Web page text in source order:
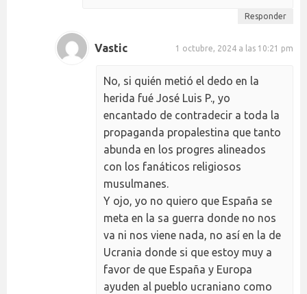
Responder
Vastic 1 octubre, 2024 a las 10:21 pm
No, si quién metió el dedo en la
herida fué José Luis P., yo
encantado de contradecir a toda la
propaganda propalestina que tanto
abunda en los progres alineados
con los fanáticos religiosos
musulmanes.
Y ojo, yo no quiero que España se
meta en la sa guerra donde no nos
va ni nos viene nada, no así en la de
Ucrania donde si que estoy muy a
favor de que España y Europa
ayuden al pueblo ucraniano como